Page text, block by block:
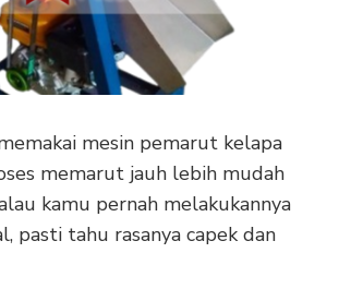
mesin pemarut kelapa
memarut jauh lebih mudah
kamu pernah melakukannya
pasti tahu rasanya capek dan